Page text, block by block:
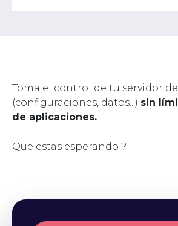
Toma el control de tu servidor
(configuraciones, datos...) sin
de aplicaciones.
Que estas esperando ?